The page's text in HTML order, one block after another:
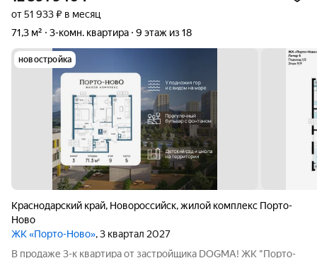
от 51 933 ₽ в месяц
71,3 м²
3-комн. квартира 9 этаж из 18
новостройка
Краснодарский край, Новороссийск,жилой комплекс Порто-
Ново
ЖК «Порто-Ново», 3 квартал 2027
В продаже 3-к квартира от застройщика DOGMA! ЖК "Порто-